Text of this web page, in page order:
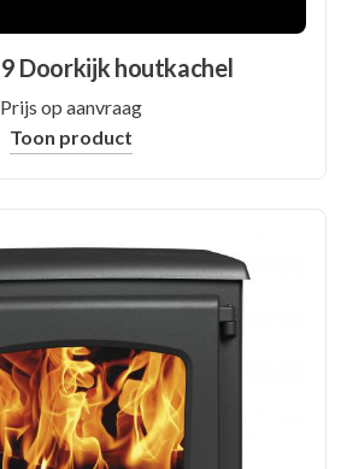
9 Doorkijk houtkachel
Prijs op aanvraag
Toon product